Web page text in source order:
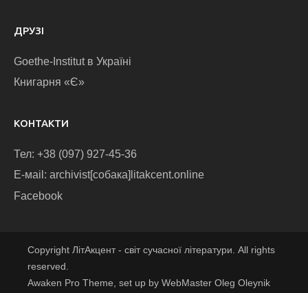
ДРУЗІ
Goethe-Institut в Україні
Книгарня «Є»
КОНТАКТИ
Тел: +38 (097) 927-45-36
E-маіl: archivist[собака]litakcent.online
Facebook
Copyright ЛітАкцент - світ сучасної літератури. All rights
reserved.
Awaken Pro Theme, set up by WebMaster Oleg Oleynik